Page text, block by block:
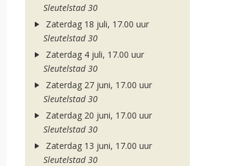
Sleutelstad 30
Zaterdag 18 juli, 17.00 uur
Sleutelstad 30
Zaterdag 4 juli, 17.00 uur
Sleutelstad 30
Zaterdag 27 juni, 17.00 uur
Sleutelstad 30
Zaterdag 20 juni, 17.00 uur
Sleutelstad 30
Zaterdag 13 juni, 17.00 uur
Sleutelstad 30